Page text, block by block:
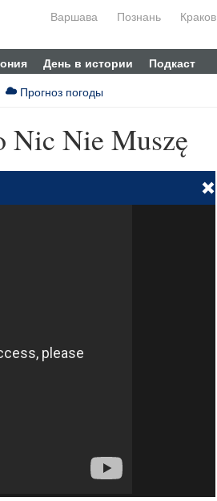
Варшава Познань Краков
День в истории
Подкаст
Прогноз погоды
Nic Nie Muszę